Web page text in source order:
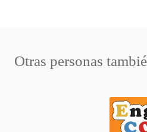
Otras personas